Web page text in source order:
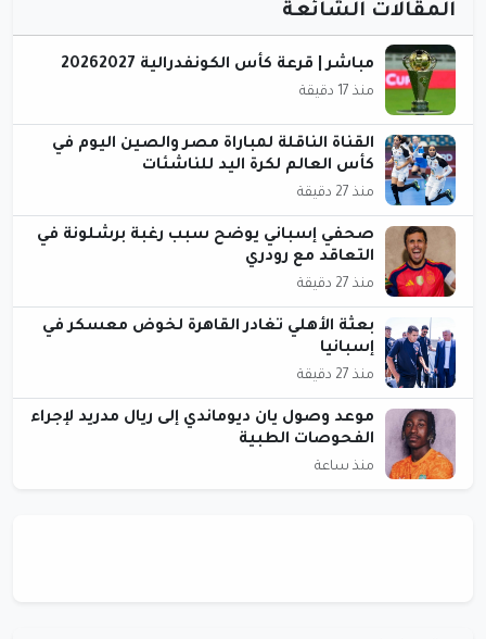
المقالات الشائعة
مباشر | قرعة كأس الكونفدرالية 20262027
منذ 17 دقيقة
القناة الناقلة لمباراة مصر والصين اليوم في
كأس العالم لكرة اليد للناشئات
منذ 27 دقيقة
صحفي إسباني يوضح سبب رغبة برشلونة في
التعاقد مع رودري
منذ 27 دقيقة
بعثة الأهلي تغادر القاهرة لخوض معسكر في
إسبانيا
منذ 27 دقيقة
موعد وصول يان ديوماندي إلى ريال مدريد لإجراء
الفحوصات الطبية
منذ ساعة